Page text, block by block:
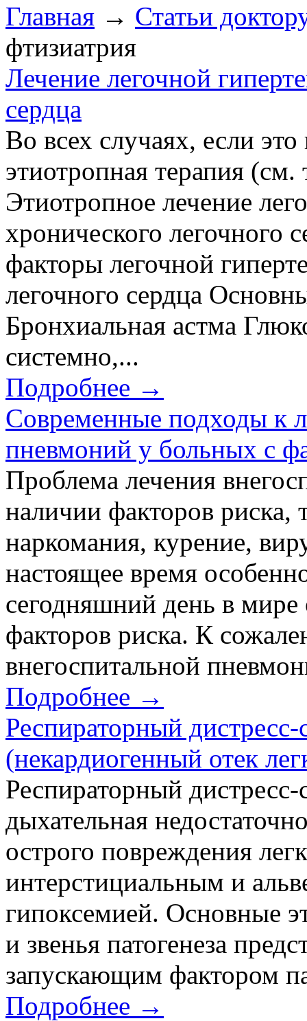
Главная → Статьи
фтизиатрия
Лечение легочной
сердца
Во всех случаях, если
этиотропная терапия
Этиотропное лечение
хронического легочного
факторы легочной
легочного сердца
Бронхиальная астма
системно,...
Подробнее →
Современные подходы к
пневмоний у больных с
Проблема лечения
наличии факторов риска,
наркомания, курение,
настоящее время
сегодняшний день в мире
факторов риска. К
внегоспитальной
Подробнее →
Респираторный
(некардиогенный отек
Респираторный
дыхательная
острого повреждения
интерстициальным и
гипоксемией. Основные
и звенья патогенеза
запускающим фактором
Подробнее →